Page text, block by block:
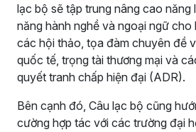
lạc bộ sẽ tập trung nâng cao
năng hành nghề và ngoại ngữ
các hội thảo, tọa đàm chuyên đề
quốc tế, trọng tài thương mại và
quyết tranh chấp hiện đại (ADR).
Bên cạnh đó, Câu lạc bộ cũng
cường hợp tác với các trường đại